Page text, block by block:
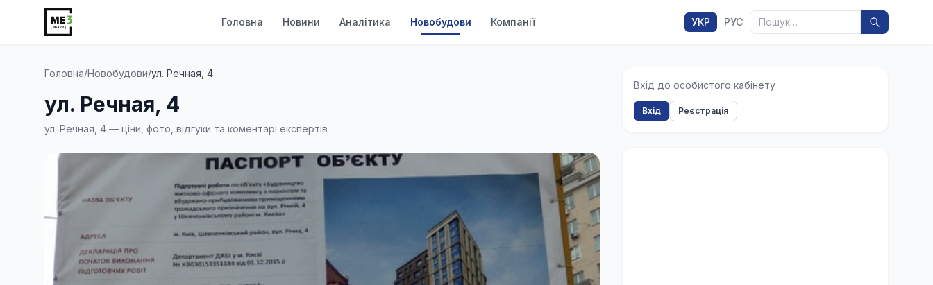
Головна Новини Аналітика Новобудови Компанії УКР РУС Пошук
Головна/Новобудови/ул. Речная, 4
ул. Речная, 4
ул. Речная, 4 — ціни, фото, відгуки та коментарі експертів
Вхід до особистого кабінету
Вхід Реєстрація